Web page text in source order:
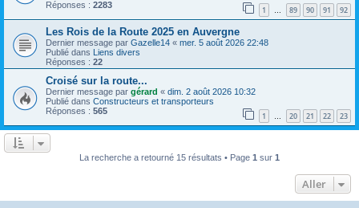
Réponses : 2283 1 … 89 90 91 92
Les Rois de la Route 2025 en Auvergne
Dernier message par Gazelle14 « mer. 5 août 2026 22:48
Publié dans Liens divers
Réponses : 22
Croisé sur la route...
Dernier message par gérard « dim. 2 août 2026 10:32
Publié dans Constructeurs et transporteurs
Réponses : 565 1 … 20 21 22 23
La recherche a retourné 15 résultats • Page 1 sur 1
Aller